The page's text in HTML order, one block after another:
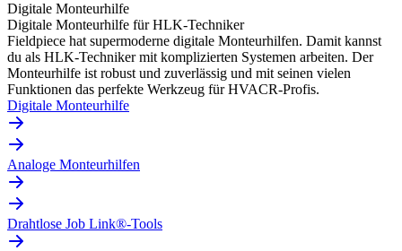
Digitale Monteurhilfe
Digitale Monteurhilfe für HLK-Techniker
Fieldpiece hat supermoderne digitale Monteurhilfen. Damit kannst
du als HLK-Techniker mit komplizierten Systemen arbeiten. Der
Monteurhilfe ist robust und zuverlässig und mit seinen vielen
Funktionen das perfekte Werkzeug für HVACR-Profis.
Digitale Monteurhilfe
Analoge Monteurhilfen
Drahtlose Job Link®-Tools